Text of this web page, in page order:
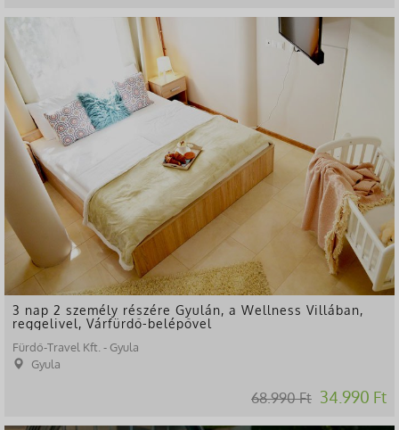
-49%
3 nap 2 személy részére Gyulán, a Wellness Villában,
reggelivel, Várfürdő-belépővel
Fürdő-Travel Kft. - Gyula
Gyula
68.990 Ft 34.990 Ft